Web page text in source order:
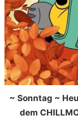
~ Sonntag ~
dem